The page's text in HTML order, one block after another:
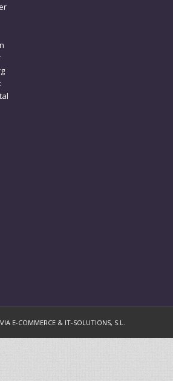
E-COMMERCE & IT-SOLUTIONS, S.L.